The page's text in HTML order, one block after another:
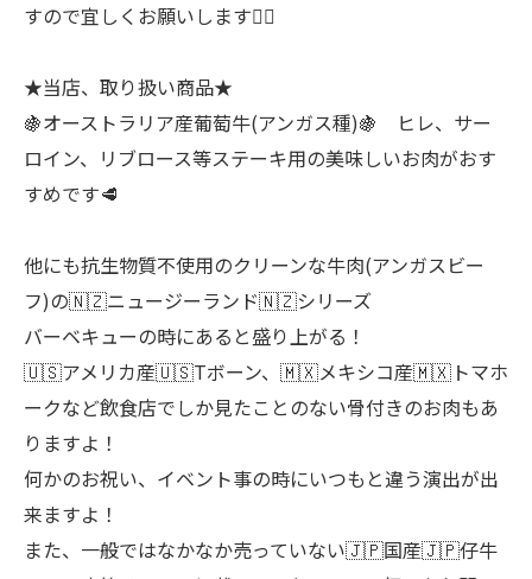
すので宜しくお願いします🙇‍♂
★当店、取り扱い商品★
🍇オーストラリア産葡萄牛(アンガス種)🍇 ヒレ、サー
ロイン、リブロース等ステーキ用の美味しいお肉がおす
すめです🥩
他にも抗生物質不使用のクリーンな牛肉(アンガスビー
フ)の🇳🇿ニュージーランド🇳🇿シリーズ
バーベキューの時にあると盛り上がる！
🇺🇸アメリカ産🇺🇸Tボーン、🇲🇽メキシコ産🇲🇽トマホ
ークなど飲食店でしか見たことのない骨付きのお肉もあ
りますよ！
何かのお祝い、イベント事の時にいつもと違う演出が出
来ますよ！
また、一般ではなかなか売っていない🇯🇵国産🇯🇵仔牛